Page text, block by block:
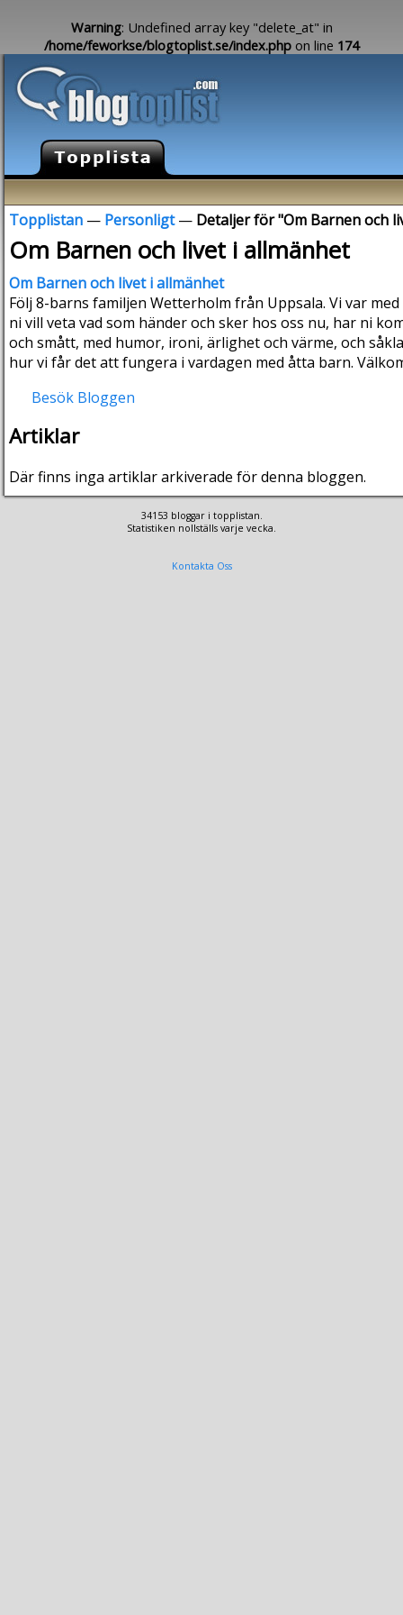
Warning: Undefined array key "delete_at" in
/home/feworkse/blogtoplist.se/index.php on line 174
Topplistan — Personligt— Detaljer för "Om Barnen och
Om Barnen och livet i allmänhet
Om Barnen och livet i allmänhet
Följ 8-barns familjen Wetterholm från Uppsala. Vi var
ni vill veta vad som händer och sker hos oss nu, har ni
och smått, med humor, ironi, ärlighet och värme, och
hur vi får det att fungera i vardagen med åtta barn.
Besök Bloggen
Artiklar
Där finns inga artiklar arkiverade för denna bloggen.
34153 bloggar i topplistan.
Statistiken nollställs varje vecka.
Kontakta Oss